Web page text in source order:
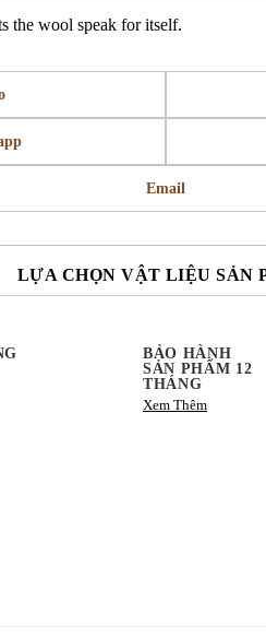
the wool speak for itself.
Email
LỰA CHỌN VẬT LIỆU SẢN
BẢO HÀNH
SẢN PHẨM 12
THÁNG
Xem Thêm